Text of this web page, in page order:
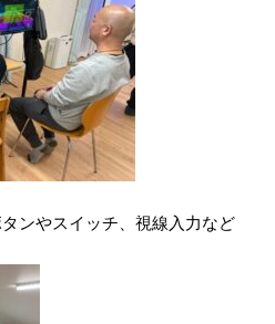
ンやスイッチ、視線入力など